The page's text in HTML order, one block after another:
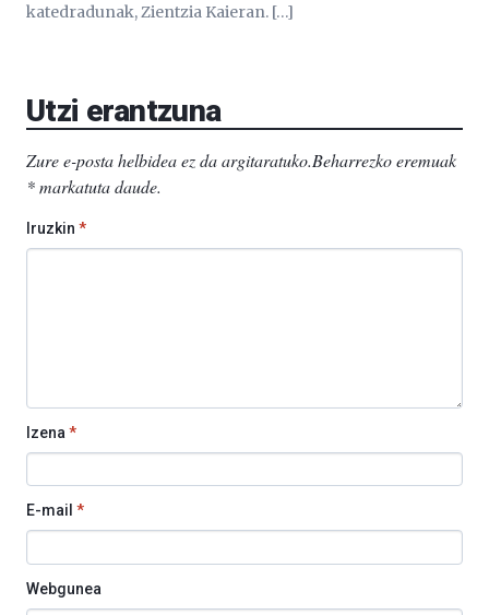
katedradunak, Zientzia Kaieran. […]
Utzi erantzuna
Zure e-posta helbidea ez da argitaratuko.Beharrezko eremuak
*markatuta daude.
Iruzkin *
Izena *
E-mail *
Webgunea